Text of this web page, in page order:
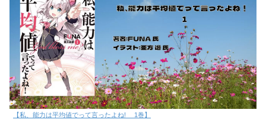
【私、能力は平均値でって言ったよね! 1巻】